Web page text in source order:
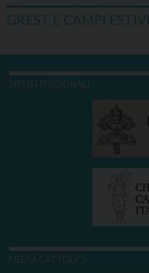
GREST E CAMPI ESTIVI
SITI ISTITUZIONALI
MEDIA CATTOLICI